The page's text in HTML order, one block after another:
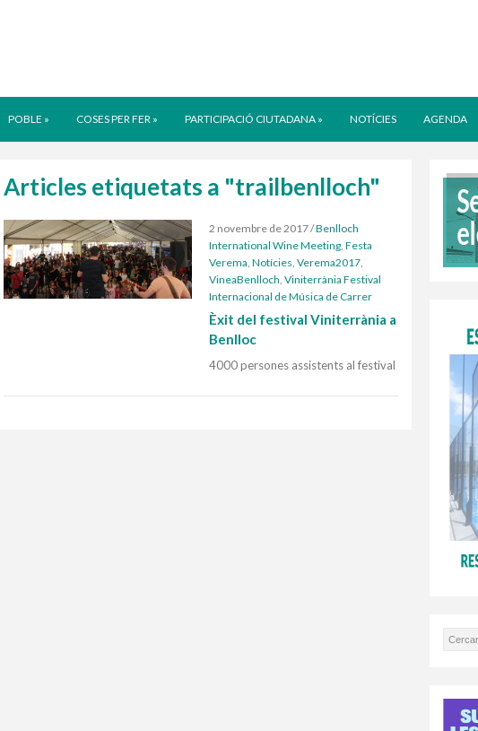
POBLE » COSES PER FER » PARTICIPACIÓ CIUTADANA » NOTÍCIES AGENDA
Articles etiquetats a "trailbenlloch"
2 novembre de 2017/Benlloch
International Wine Meeting,Festa
Verema,Notícies,Verema2017,
VineaBenlloch,Viniterrània Festival
Internacional de Música de Carrer
Èxit del festival Viniterrània a
Benlloc
4000 persones assistents al festival